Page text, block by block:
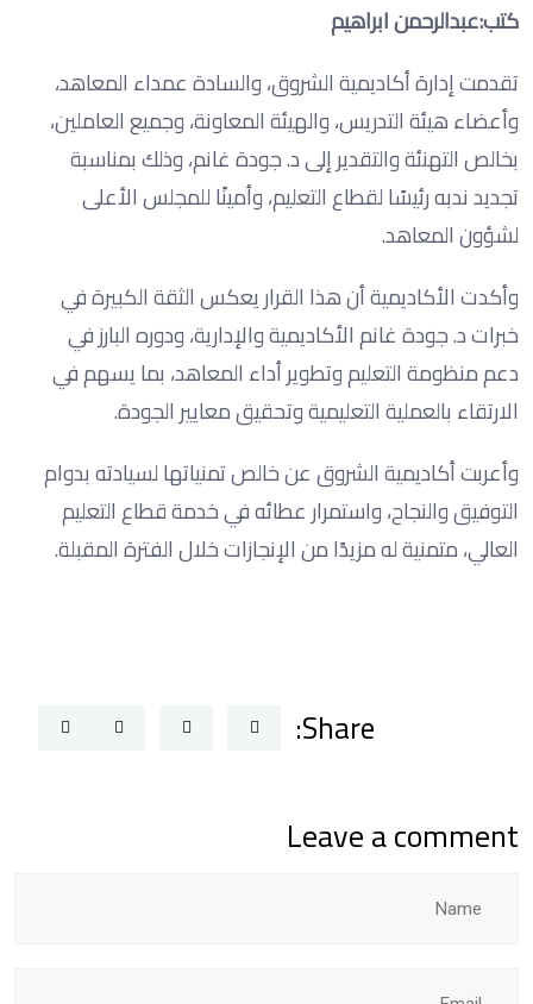
كتب:عبدالرحمن ابراهيم
تقدمت إدارة أكاديمية الشروق، والسادة عمداء المعاهد،
وأعضاء هيئة التدريس، والهيئة المعاونة، وجميع العاملين،
بخالص التهنئة والتقدير إلى د. جودة غانم، وذلك بمناسبة
تجديد ندبه رئيسًا لقطاع التعليم، وأمينًا للمجلس الأعلى
لشؤون المعاهد.
وأكدت الأكاديمية أن هذا القرار يعكس الثقة الكبيرة في
خبرات د. جودة غانم الأكاديمية والإدارية، ودوره البارز في
دعم منظومة التعليم وتطوير أداء المعاهد، بما يسهم في
الارتقاء بالعملية التعليمية وتحقيق معايير الجودة.
وأعربت أكاديمية الشروق عن خالص تمنياتها لسيادته بدوام
التوفيق والنجاح، واستمرار عطائه في خدمة قطاع التعليم
العالي، متمنية له مزيدًا من الإنجازات خلال الفترة المقبلة.
Share:
Leave a comment